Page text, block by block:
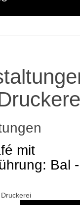
mit
Bal -